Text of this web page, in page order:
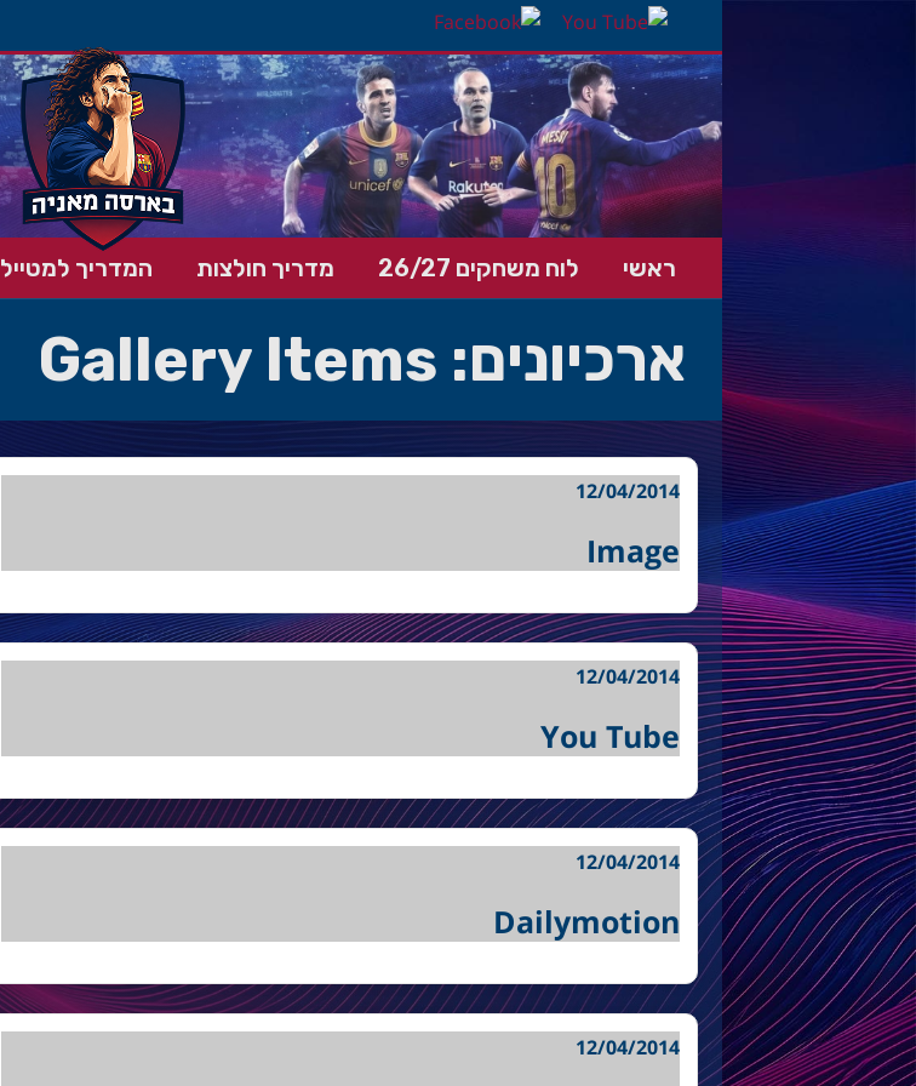
ראשי לוח משחקים 26/27 מדריך חולצות המדריך למטייל
ארכיונים: Gallery Items
12/04/2014
Image
12/04/2014
You Tube
12/04/2014
Dailymotion
12/04/2014